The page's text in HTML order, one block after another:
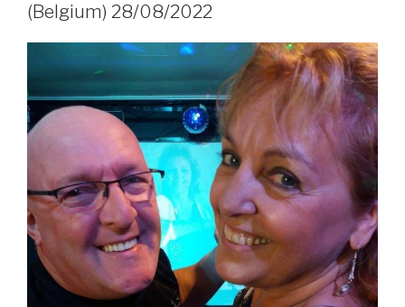
(Belgium) 28/08/2022